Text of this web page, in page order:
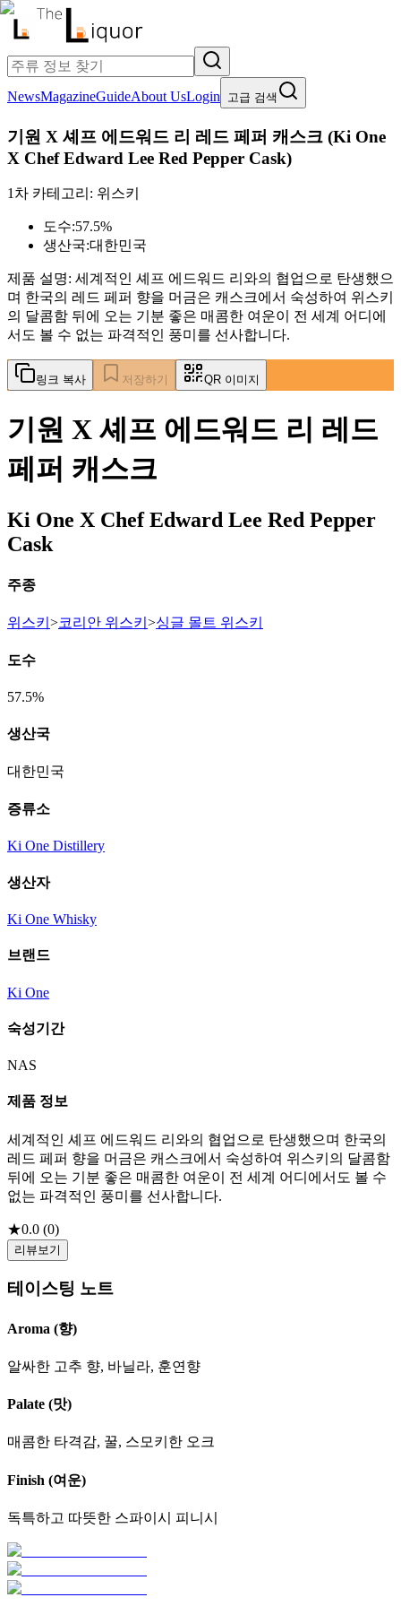
NewsMagazineGuideAbout UsLogin 고급 검색
기원 X 셰프 에드워드 리 레드 페퍼 캐스크 (Ki One
X Chef Edward Lee Red Pepper Cask)
1차 카테고리: 위스키
도수:57.5%
생산국:대한민국
제품 설명: 세계적인 셰프 에드워드 리와의 협업으로 탄생했으
며 한국의 레드 페퍼 향을 머금은 캐스크에서 숙성하여 위스키
의 달콤함 뒤에 오는 기분 좋은 매콤한 여운이 전 세계 어디에
서도 볼 수 없는 파격적인 풍미를 선사합니다.
링크 복사 저장하기 QR 이미지
기원 X 셰프 에드워드 리 레드
페퍼 캐스크
Ki One X Chef Edward Lee Red Pepper
Cask
주종
위스키 >코리안 위스키 >싱글 몰트 위스키
도수
57.5%
생산국
대한민국
증류소
Ki One Distillery
생산자
Ki One Whisky
브랜드
Ki One
숙성기간
NAS
제품 정보
세계적인 셰프 에드워드 리와의 협업으로 탄생했으며 한국의
레드 페퍼 향을 머금은 캐스크에서 숙성하여 위스키의 달콤함
뒤에 오는 기분 좋은 매콤한 여운이 전 세계 어디에서도 볼 수
없는 파격적인 풍미를 선사합니다.
★0.0 (0)
리뷰보기
테이스팅 노트
Aroma (향)
알싸한 고추 향, 바닐라, 훈연향
Palate (맛)
매콤한 타격감, 꿀, 스모키한 오크
Finish (여운)
독특하고 따뜻한 스파이시 피니시